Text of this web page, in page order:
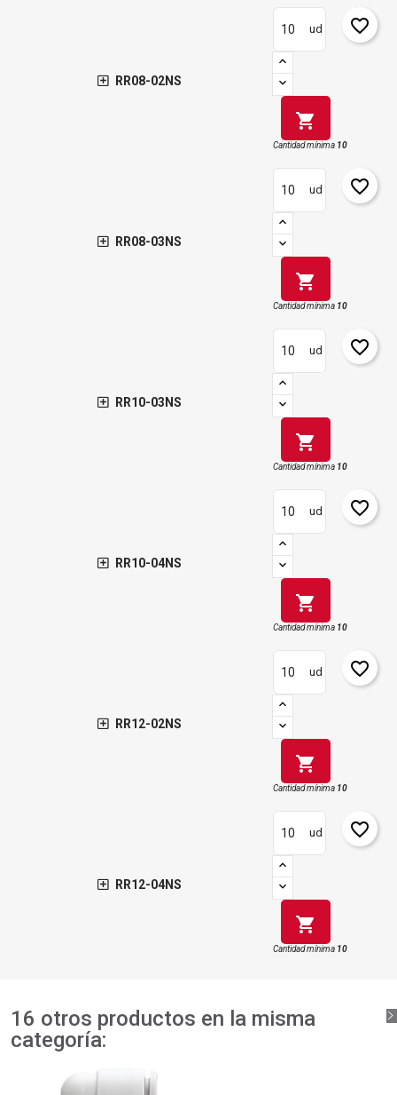
RR08-02NS
ud
shopping_cart
favorite_border
Cantidad mínima 10
RR08-03NS
ud
shopping_cart
favorite_border
Cantidad mínima 10
RR10-03NS
ud
shopping_cart
favorite_border
Cantidad mínima 10
RR10-04NS
ud
shopping_cart
favorite_border
Cantidad mínima 10
RR12-02NS
ud
shopping_cart
favorite_border
Cantidad mínima 10
RR12-04NS
ud
shopping_cart
favorite_border
Cantidad mínima 10
16 otros productos en la misma
categoría: